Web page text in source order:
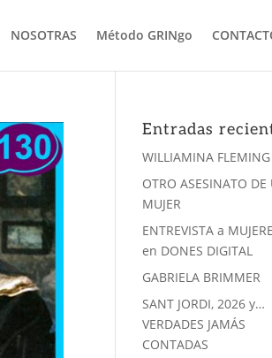
NOSOTRAS Método GRINgo
Entradas
WILLIAMINA FLEMING
OTRO ASESINATO DE
MUJER
ENTREVISTA a
en DONES DIGITAL
GABRIELA BRIMMER
SANT JORDI, 2026 y…
VERDADES JAMÁS
CONTADAS